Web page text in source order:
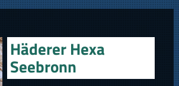
Häderer Hexa
Seebronn